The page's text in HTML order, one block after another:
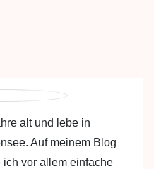
alt und lebe in
Auf meinem Blog
vor allem einfache